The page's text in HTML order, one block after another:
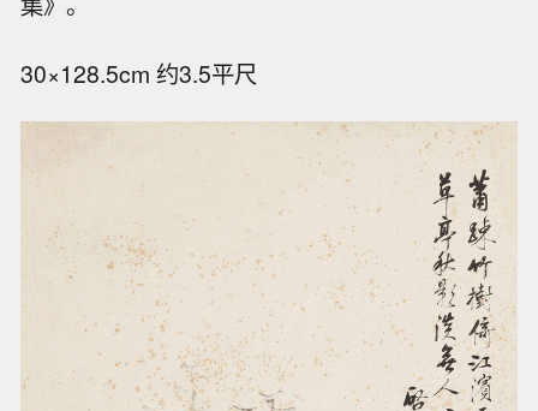
30×128.5cm 约3.5平尺